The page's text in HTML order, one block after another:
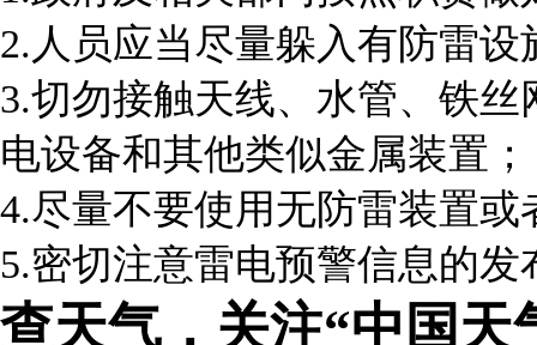
2.人员应当尽量躲入有防雷
3.切勿接触天线、水管、铁
电设备和其他类似金属装置；
4.尽量不要使用无防雷装置
5.密切注意雷电预警信息的发
查天气，关注“中国天